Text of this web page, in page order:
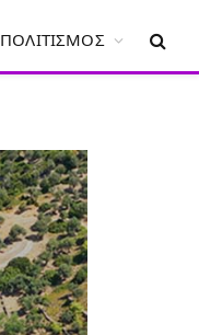
ΠΟΛΙΤΙΣΜΌΣ